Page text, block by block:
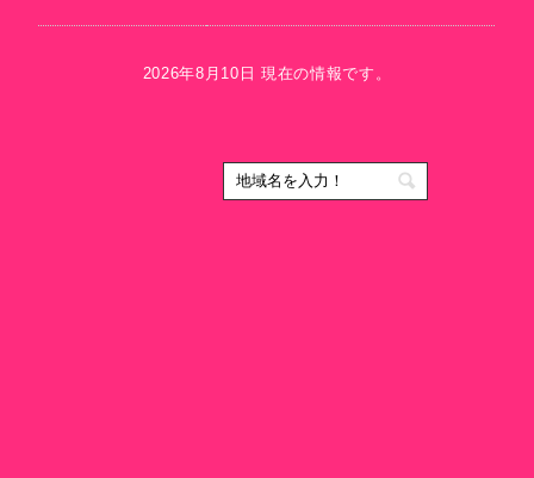
2026年8月10日 現在の情報です。